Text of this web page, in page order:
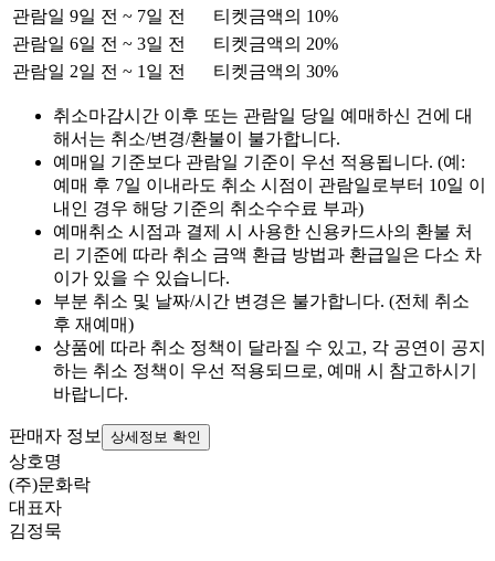
관람일 9일 전 ~ 7일 전
티켓금액의 10%
관람일 6일 전 ~ 3일 전
티켓금액의 20%
관람일 2일 전 ~ 1일 전
티켓금액의 30%
취소마감시간 이후 또는 관람일 당일 예매하신 건에 대
해서는 취소/변경/환불이 불가합니다.
예매일 기준보다 관람일 기준이 우선 적용됩니다. (예:
예매 후 7일 이내라도 취소 시점이 관람일로부터 10일 이
내인 경우 해당 기준의 취소수수료 부과)
예매취소 시점과 결제 시 사용한 신용카드사의 환불 처
리 기준에 따라 취소 금액 환급 방법과 환급일은 다소 차
이가 있을 수 있습니다.
부분 취소 및 날짜/시간 변경은 불가합니다. (전체 취소
후 재예매)
상품에 따라 취소 정책이 달라질 수 있고, 각 공연이 공지
하는 취소 정책이 우선 적용되므로, 예매 시 참고하시기
바랍니다.
판매자 정보 상세정보 확인
상호명
(주)문화락
대표자
김정묵